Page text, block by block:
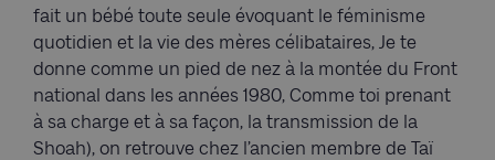
fait un bébé toute seule évoquant le féminisme
quotidien et la vie des mères célibataires, Je te
donne comme un pied de nez à la montée du Front
national dans les années 1980, Comme toi prenant
à sa charge et à sa façon, la transmission de la
Shoah), on retrouve chez l’ancien membre de Taï